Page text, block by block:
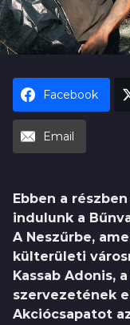
s
a
g
k
h
u
Facebook
Email
Ebben a
indulunk a
A Neszűrbe,
külterületi
Kassab Adonis,
szervezetének
Akciócsapatot